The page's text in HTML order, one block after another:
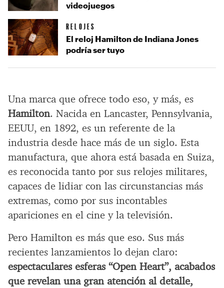
Una marca que ofrece todo eso, y más, es
Hamilton. Nacida en Lancaster, Pennsylvania,
EEUU, en 1892, es un referente de la
industria desde hace más de un siglo. Esta
manufactura, que ahora está basada en Suiza,
es reconocida tanto por sus relojes militares,
capaces de lidiar con las circunstancias más
extremas, como por sus incontables
apariciones en el cine y la televisión.
Pero Hamilton es más que eso. Sus más
recientes lanzamientos lo dejan claro:
espectaculares esferas “Open Heart”, acabados
que revelan una gran atención al detalle,
videojuegos
RELOJES
El reloj Hamilton de Indiana Jones
podría ser tuyo